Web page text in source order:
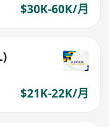
$30K-60K/月
$21K-22K/月